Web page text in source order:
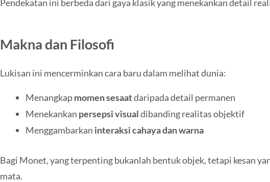
Pendekatan ini berbeda dari gaya klasik yang menekankan detail
Makna dan Filosofi
Lukisan ini mencerminkan cara baru dalam melihat dunia:
Menangkapmomen sesaatdaripada detail permanen
Menekankan persepsi visualdibanding realitas objektif
Menggambarkan interaksi cahaya dan warna
Bagi Monet, yang terpenting bukanlah bentuk objek, tetapi kesan
mata.